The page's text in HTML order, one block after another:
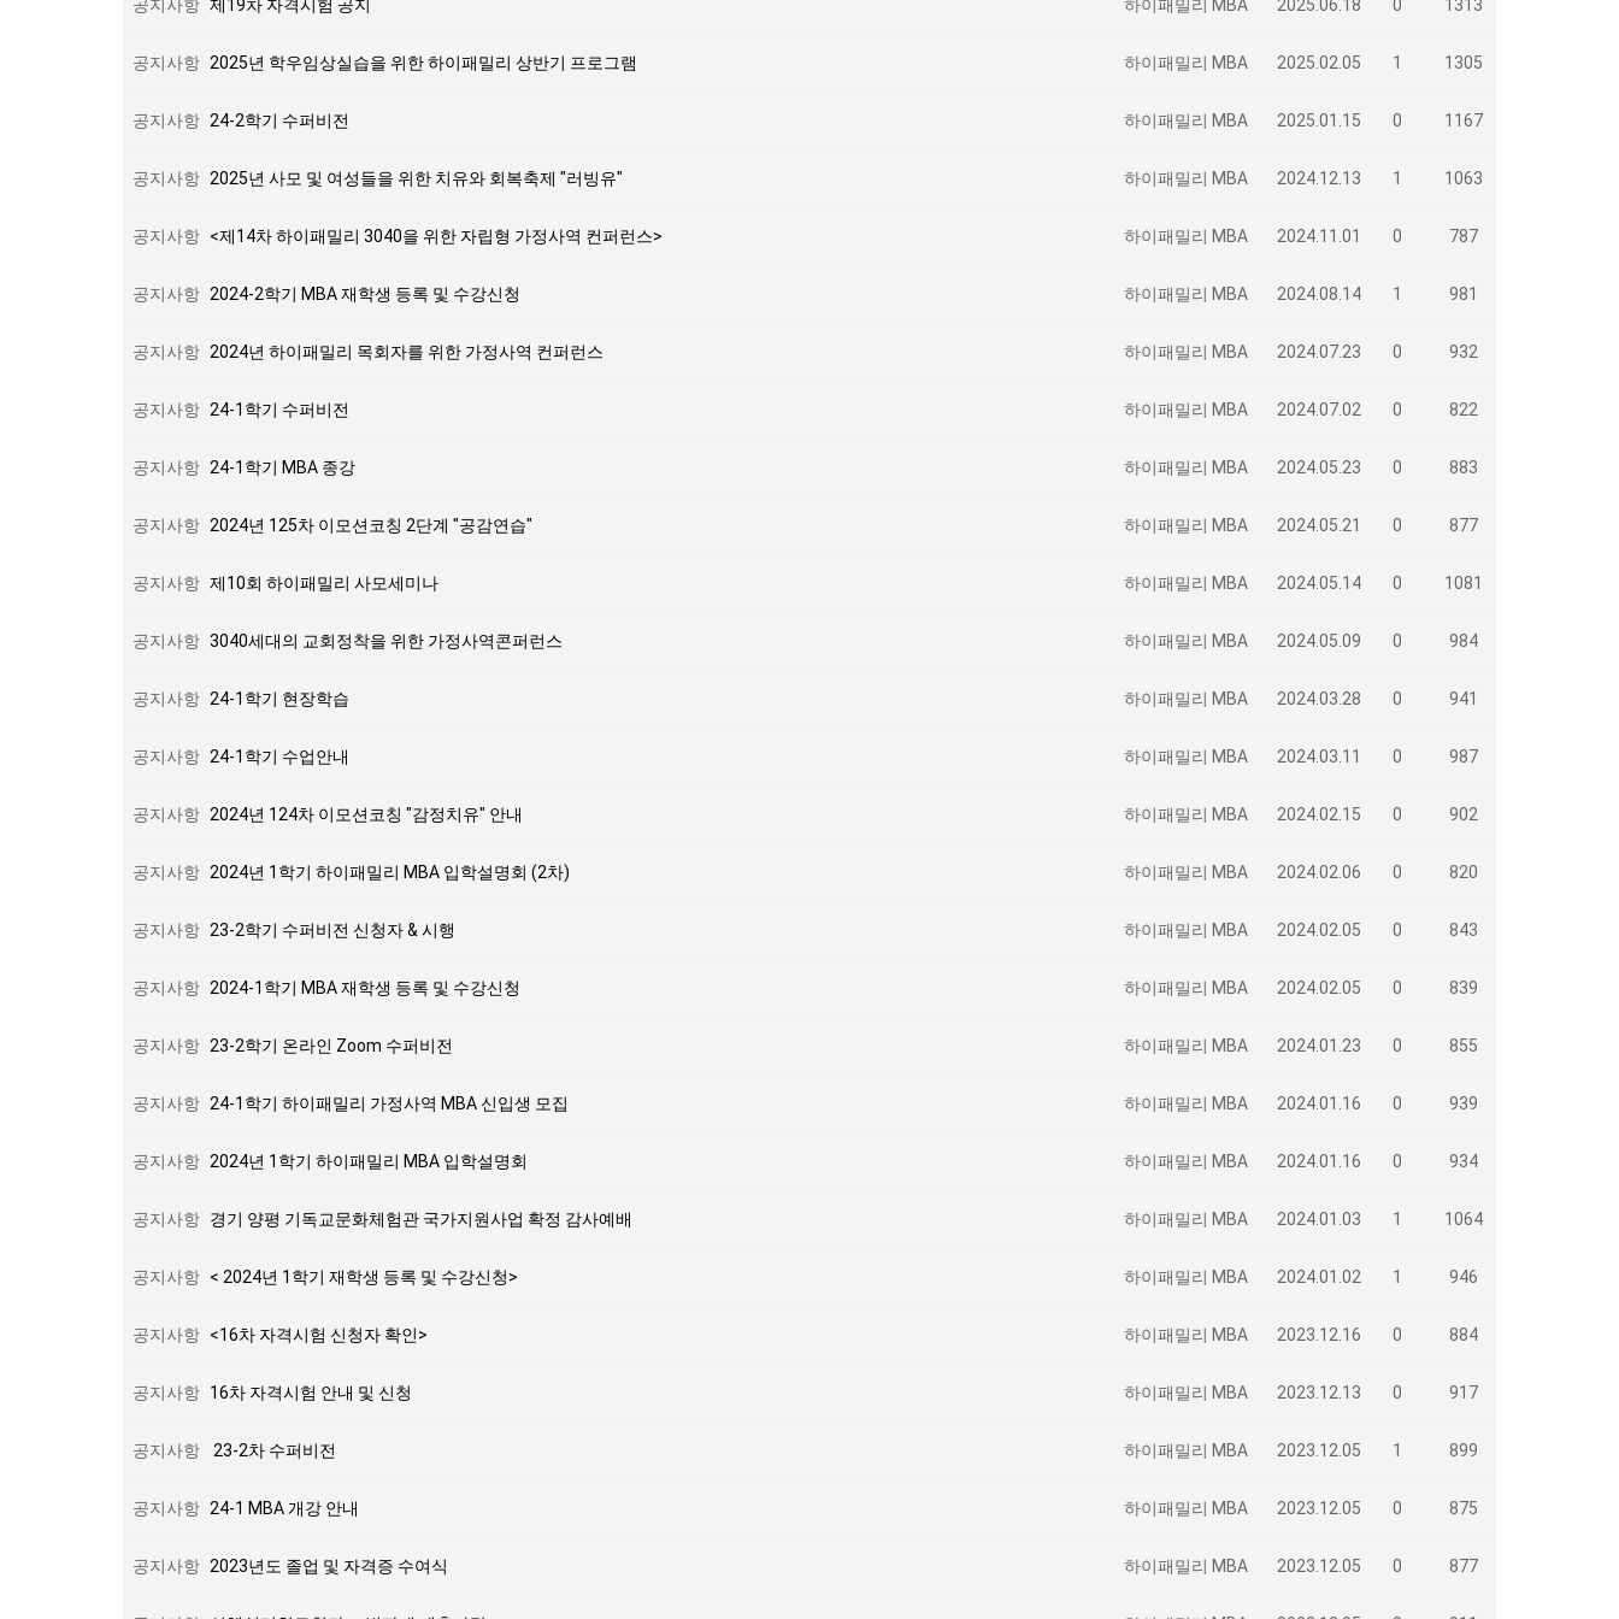
공지사항 제19차 자격시험 공지 하이패밀리 MBA 2025.06.18 0 1313
공지사항 2025년 학우임상실습을 위한 하이패밀리 상반기 프로그램 하이패밀리 MBA 2025.02.05 1 1305
공지사항 24-2학기 수퍼비전 하이패밀리 MBA 2025.01.15 0 1167
공지사항 2025년 사모 및 여성들을 위한 치유와 회복축제 "러빙유" 하이패밀리 MBA 2024.12.13 1 1063
공지사항 <제14차 하이패밀리 3040을 위한 자립형 가정사역 컨퍼런스> 하이패밀리 MBA 2024.11.01 0 787
공지사항 2024-2학기 MBA 재학생 등록 및 수강신청 하이패밀리 MBA 2024.08.14 1 981
공지사항 2024년 하이패밀리 목회자를 위한 가정사역 컨퍼런스 하이패밀리 MBA 2024.07.23 0 932
공지사항 24-1학기 수퍼비전 하이패밀리 MBA 2024.07.02 0 822
공지사항 24-1학기 MBA 종강 하이패밀리 MBA 2024.05.23 0 883
공지사항 2024년 125차 이모션코칭 2단계 "공감연습" 하이패밀리 MBA 2024.05.21 0 877
공지사항 제10회 하이패밀리 사모세미나 하이패밀리 MBA 2024.05.14 0 1081
공지사항 3040세대의 교회정착을 위한 가정사역콘퍼런스 하이패밀리 MBA 2024.05.09 0 984
공지사항 24-1학기 현장학습 하이패밀리 MBA 2024.03.28 0 941
공지사항 24-1학기 수업안내 하이패밀리 MBA 2024.03.11 0 987
공지사항 2024년 124차 이모션코칭 "감정치유" 안내 하이패밀리 MBA 2024.02.15 0 902
공지사항 2024년 1학기 하이패밀리 MBA 입학설명회 (2차) 하이패밀리 MBA 2024.02.06 0 820
공지사항 23-2학기 수퍼비전 신청자 & 시행 하이패밀리 MBA 2024.02.05 0 843
공지사항 2024-1학기 MBA 재학생 등록 및 수강신청 하이패밀리 MBA 2024.02.05 0 839
공지사항 23-2학기 온라인 Zoom 수퍼비전 하이패밀리 MBA 2024.01.23 0 855
공지사항 24-1학기 하이패밀리 가정사역 MBA 신입생 모집 하이패밀리 MBA 2024.01.16 0 939
공지사항 2024년 1학기 하이패밀리 MBA 입학설명회 하이패밀리 MBA 2024.01.16 0 934
공지사항 경기 양평 기독교문화체험관 국가지원사업 확정 감사예배 하이패밀리 MBA 2024.01.03 1 1064
공지사항 < 2024년 1학기 재학생 등록 및 수강신청> 하이패밀리 MBA 2024.01.02 1 946
공지사항 <16차 자격시험 신청자 확인> 하이패밀리 MBA 2023.12.16 0 884
공지사항 16차 자격시험 안내 및 신청 하이패밀리 MBA 2023.12.13 0 917
공지사항 23-2차 수퍼비전 하이패밀리 MBA 2023.12.05 1 899
공지사항 24-1 MBA 개강 안내 하이패밀리 MBA 2023.12.05 0 875
공지사항 2023년도 졸업 및 자격증 수여식 하이패밀리 MBA 2023.12.05 0 877